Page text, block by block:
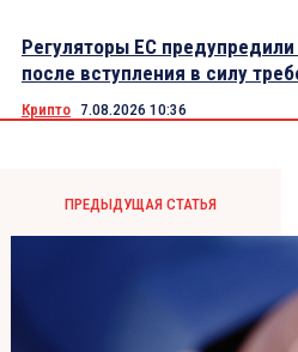
Регуляторы ЕС
после вступления в силу
Крипто 7.08.2026 10:36
ПРЕДЫДУЩАЯ СТАТЬЯ